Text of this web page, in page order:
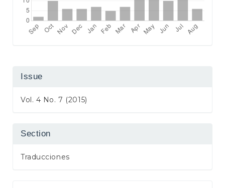
Issue
Vol. 4 No. 7 (2015)
Section
Traducciones